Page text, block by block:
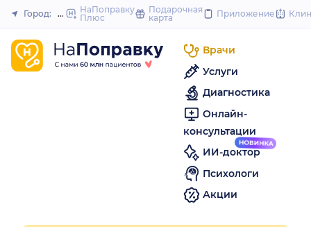
to
Закрыть
Город: ПермьНаПоправку
Плюс
Подарочная
карта
Приложение
Врачи
Услуги
Диагностика
Онлайн-
консультации
ИИ-доктор
Психологи
Акции